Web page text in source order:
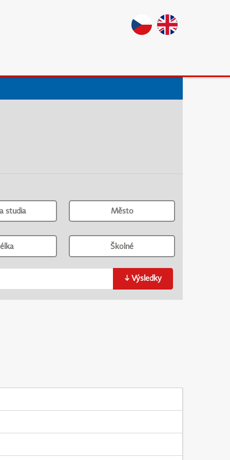
studia Město
Školné
↓ Výsledky